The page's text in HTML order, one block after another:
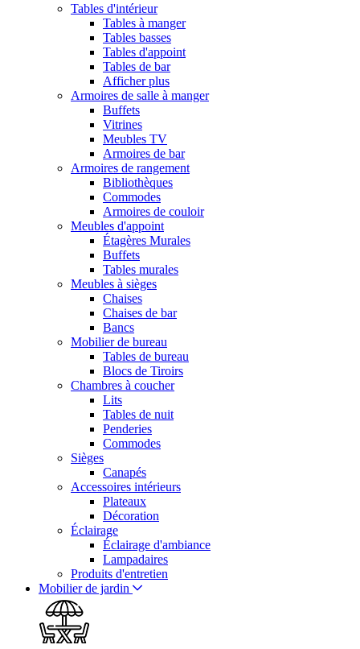
Tables d'intérieur
Tables à manger
Tables basses
Tables d'appoint
Tables de bar
Afficher plus
Armoires de salle à manger
Buffets
Vitrines
Meubles TV
Armoires de bar
Armoires de rangement
Bibliothèques
Commodes
Armoires de couloir
Meubles d'appoint
Étagères Murales
Buffets
Tables murales
Meubles à sièges
Chaises
Chaises de bar
Bancs
Mobilier de bureau
Tables de bureau
Blocs de Tiroirs
Chambres à coucher
Lits
Tables de nuit
Penderies
Commodes
Sièges
Canapés
Accessoires intérieurs
Plateaux
Décoration
Éclairage
Éclairage d'ambiance
Lampadaires
Produits d'entretien
Mobilier de jardin